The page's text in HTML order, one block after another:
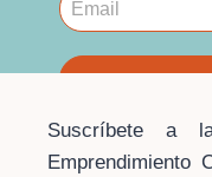
Suscríbete a
Emprendimiento